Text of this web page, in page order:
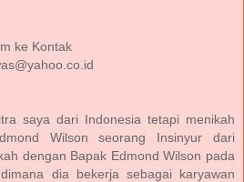
ke Kontak
saya dari Indonesia tetapi menikah
Wilson seorang Insinyur dari
dengan Bapak Edmond Wilson pada
dia bekerja sebagai karyawan